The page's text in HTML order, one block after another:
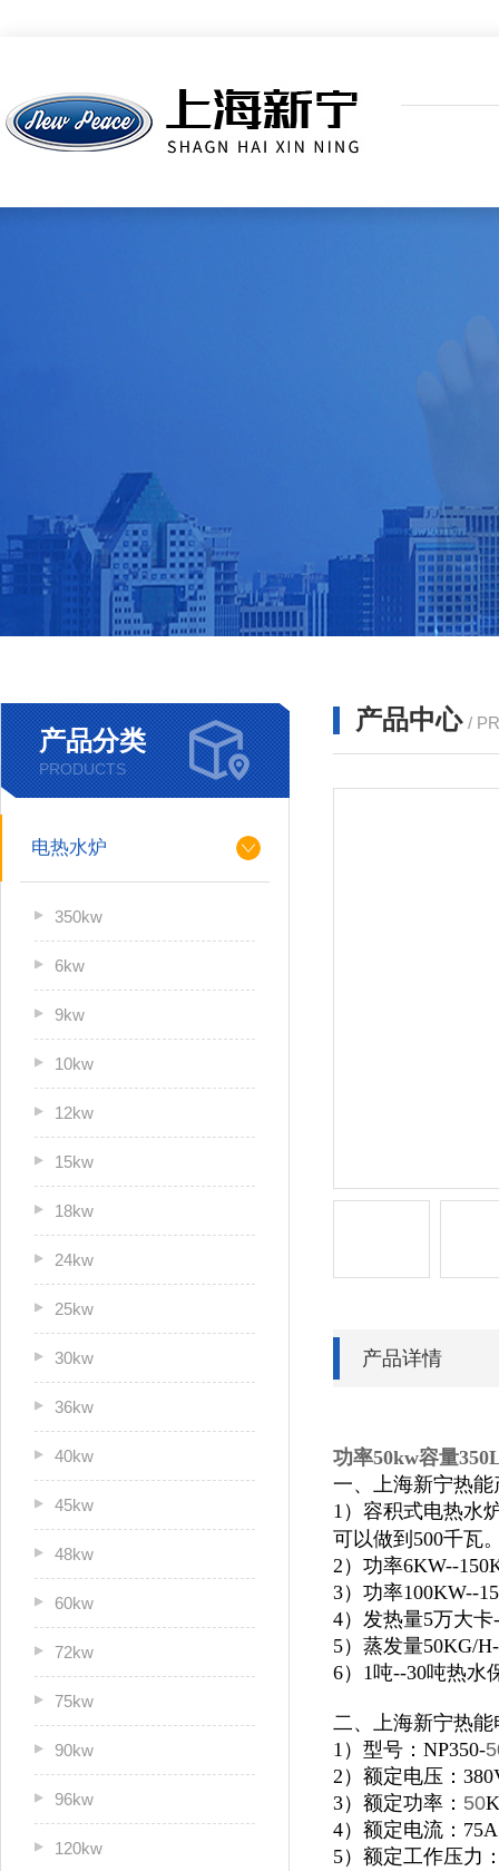
产品分类
PRODUCTS
电热水炉
350kw
6kw
9kw
10kw
12kw
15kw
18kw
24kw
25kw
30kw
36kw
40kw
45kw
48kw
60kw
72kw
75kw
90kw
96kw
120kw
产品中心 /
产品详情
功率50kw容量
一、上海新宁热
1）容积式电热水
可以做到500千瓦
2）功率6KW--
3）功率100KW--
4）发热量5万大
5）蒸发量50KG/
6）1吨--30吨热水
二、上海新宁热
1）型号：NP350-
2）额定电压：
3）额定功率： 50
4）额定电流：75A
5）额定工作压力